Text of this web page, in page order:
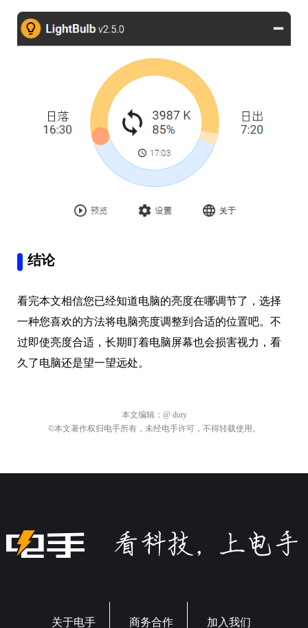
结论
看完本文相信您已经知道电脑的亮度在哪调节了，选择
一种您喜欢的方法将电脑亮度调整到合适的位置吧。不
过即使亮度合适，长期盯着电脑屏幕也会损害视力，看
久了电脑还是望一望远处。
本文编辑： @ duty
©本文著作权归电手所有，未经电手许可，不得转载使用。
关于电手 商务合作 加入我们